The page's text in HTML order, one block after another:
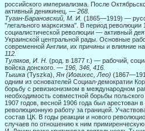
российского империализма. После
активный деникинец. — 268.
Туган-Барановский, М. И. (1865—1919) —
"легального марксизма". В период
социалистической революции — активный
Украинской центральной рады. Основные
современной Англии, их причины и влияние
112.
Туляков, И. Н. (род. в 1877 г.) — рабочий,
войска донского. — 196, 346, 416.
Тышка (Tyszka), Ян (Иогихес, Лео)
одним из основателей Социал-демократии
борьбу с ревизионизмом в международном
необходимость совместной борьбы
1907 годов, весной 1906 года был арестован
революционную работу за гра­ницей.
состав ЦК. В годы реакции и нового
слу­чаев по отношению к ним